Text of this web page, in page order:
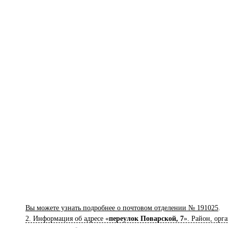
Вы можете узнать подробнее о почтовом отделении № 191025
2. Информация об адресе «переулок Поварской, 7». Район,